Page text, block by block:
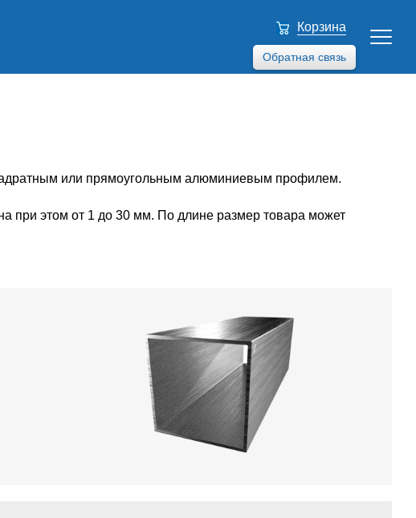
Обратная связь
Корзина
или прямоугольным алюминиевым профилем.
при этом от 1 до 30 мм. По длине размер товара может